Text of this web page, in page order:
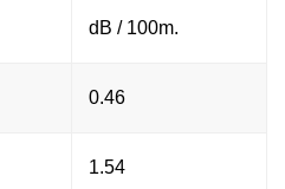
dB / 100m.
0.46
1.54